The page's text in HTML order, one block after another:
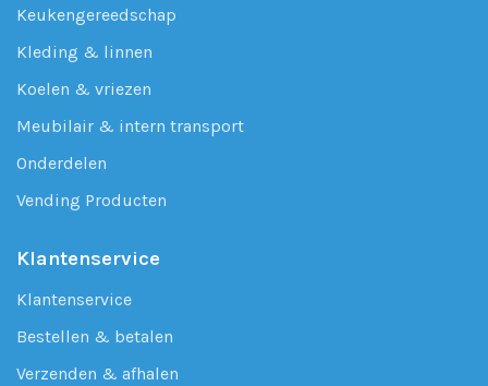
Keukengereedschap
Kleding & linnen
Koelen & vriezen
Meubilair & intern transport
Onderdelen
Vending Producten
Klantenservice
Klantenservice
Bestellen & betalen
Verzenden & afhalen